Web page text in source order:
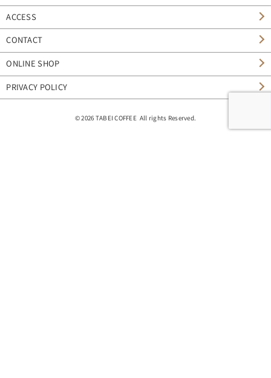
ACCESS
CONTACT
ONLINE SHOP
PRIVACY POLICY
© 2026 TABEI COFFEE All rights Reserved.